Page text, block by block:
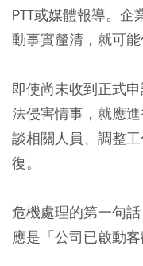
PTT或媒體報導。
動事實釐清，就可能
即使尚未收到正式
法侵害情事，就應
談相關人員、調整
復。
危機處理的第一句
應是「公司已啟動